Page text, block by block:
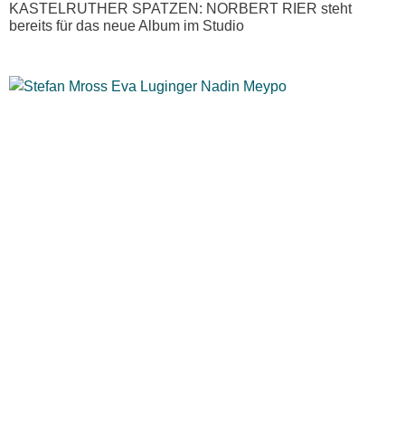
KASTELRUTHER SPATZEN: NORBERT RIER steht
bereits für das neue Album im Studio